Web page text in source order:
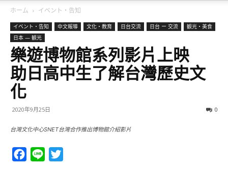
ホーム イベント・告知
イベント・告知 中文報導 文化・教育 日台交流 日台 ー 交流
観光・美食
日本 — 観光
樂遊博物館系列影片上映
助日高中生了解台灣歷史文
化
2020年9月25日 0
台灣文化中心SNET台灣合作推出博物館介紹影片
Facebook
Line